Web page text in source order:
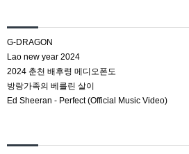
G-DRAGON
Lao new year 2024
2024 춘천 배후령 메디오폰도
방랑가족의 베를린 살이
Ed Sheeran - Perfect (Official Music Video)